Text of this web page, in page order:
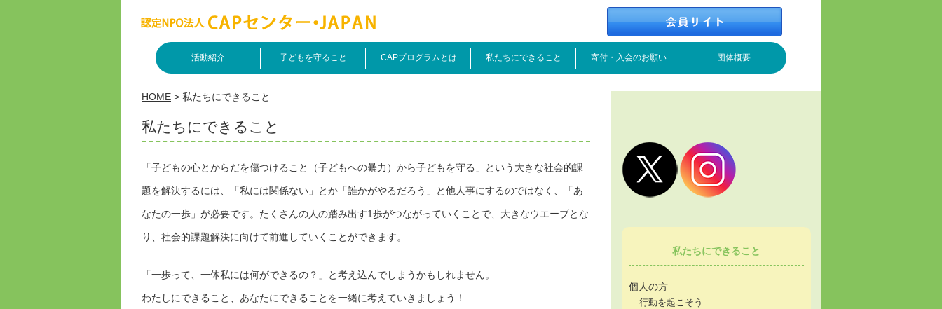
活動紹介 子どもを守ること CAPプログラムとは 私たちにできること 寄付・入会のお願い 団体概要
HOME > 私たちにできること
私たちにできること
「子どもの心とからだを傷つけること（子どもへの暴力）から子どもを守る」という大きな社会的課
題を解決するには、「私には関係ない」とか「誰かがやるだろう」と他人事にするのではなく、「あ
なたの一歩」が必要です。たくさんの人の踏み出す1歩がつながっていくことで、大きなウエーブとな
り、社会的課題解決に向けて前進していくことができます。
「一歩って、一体私には何ができるの？」と考え込んでしまうかもしれません。
わたしにできること、あなたにできることを一緒に考えていきましょう！
私たちにできること
個人の方
行動を起こそう